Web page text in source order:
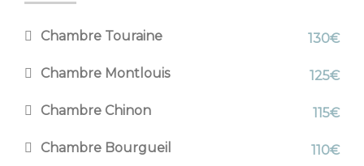
Chambre Touraine 130€
Chambre Montlouis 125€
Chambre Chinon 115€
Chambre Bourgueil 110€